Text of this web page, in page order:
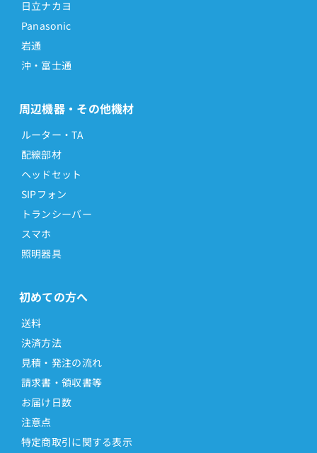
日立ナカヨ
Panasonic
岩通
沖・富士通
周辺機器・その他機材
ルーター・TA
配線部材
ヘッドセット
SIPフォン
トランシーバー
スマホ
照明器具
初めての方へ
送料
決済方法
見積・発注の流れ
請求書・領収書等
お届け日数
注意点
特定商取引に関する表示